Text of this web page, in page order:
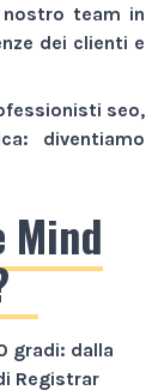
team in
dei clienti e
seo,
diventiamo
Mind
gradi: dalla
Registrar